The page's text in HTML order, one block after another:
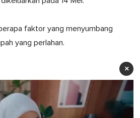
faktor yang menyumbang
yang perlahan.
×